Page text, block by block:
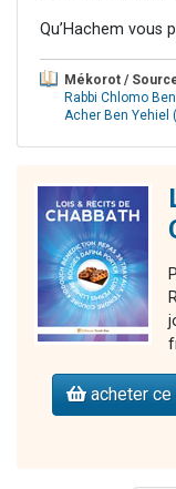
Qu’Hachem vous
Mékorot /
Rabbi Chlomo
Acher Ben Yehiel
acheter ce